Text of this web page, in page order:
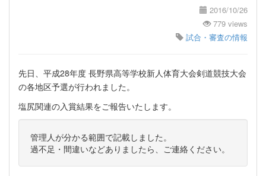
2016/10/26
779 views
試合・審査の情報
先日、平成28年度 長野県高等学校新人体育大会剣道競技大会
の各地区予選が行われました。
塩尻関連の入賞結果をご報告いたします。
管理人が分かる範囲で記載しました。
過不足・間違いなどありましたら、ご連絡ください。